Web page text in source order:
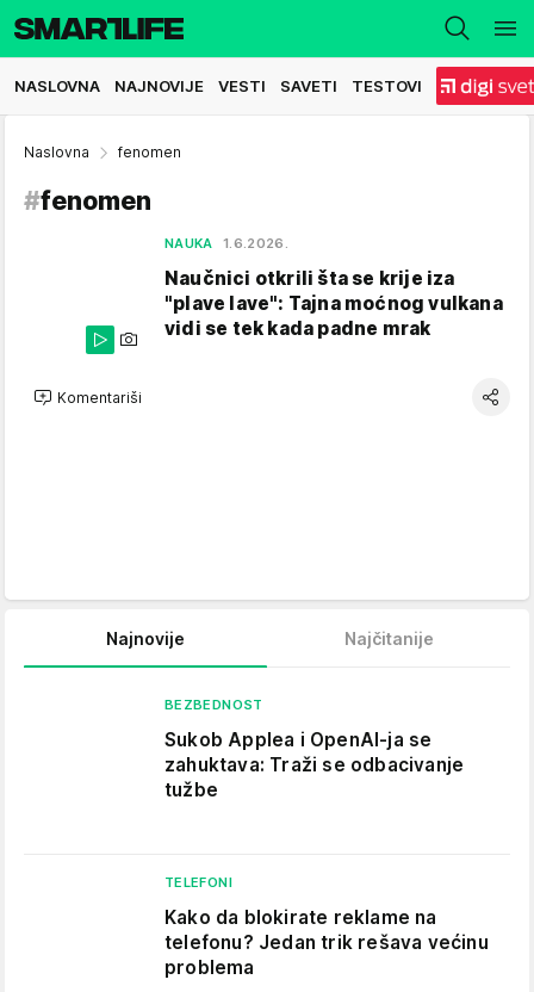
NASLOVNA NAJNOVIJE VESTI SAVETI TESTOVI
Naslovna fenomen
#fenomen
NAUKA 1.6.2026.
Naučnici otkrili šta se krije iza
"plave lave": Tajna moćnog vulkana
vidi se tek kada padne mrak
Komentariši
Najnovije Najčitanije
BEZBEDNOST
Sukob Applea i OpenAI-ja se
zahuktava: Traži se odbacivanje
tužbe
TELEFONI
Kako da blokirate reklame na
telefonu​? Jedan trik rešava većinu
problema